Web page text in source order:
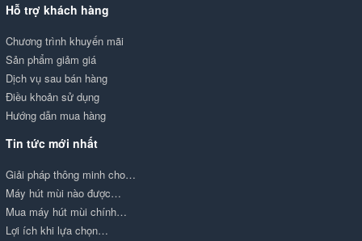
Hỗ trợ khách hàng
Chương trình khuyến mãi
Sản phẩm giảm giá
Dịch vụ sau bán hàng
Điều khoản sử dụng
Hướng dẫn mua hàng
Tin tức mới nhất
Giải pháp thông minh cho…
Máy hút mùi nào được…
Mua máy hút mùi chính…
Lợi ích khi lựa chọn…